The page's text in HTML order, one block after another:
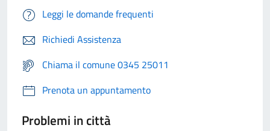
Leggi le domande frequenti
Richiedi Assistenza
Chiama il comune 0345 25011
Prenota un appuntamento
Problemi in città